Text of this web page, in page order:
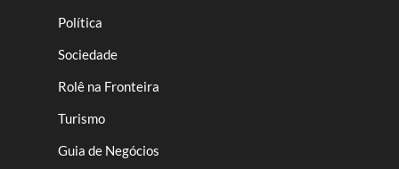
Política
Sociedade
Rolê na Fronteira
Turismo
Guia de Negócios